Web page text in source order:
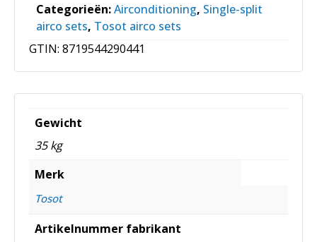
Categorieën:Airconditioning, Single-split
airco sets, Tosot airco sets
GTIN: 8719544290441
Gewicht
35 kg
Merk
Tosot
Artikelnummer fabrikant